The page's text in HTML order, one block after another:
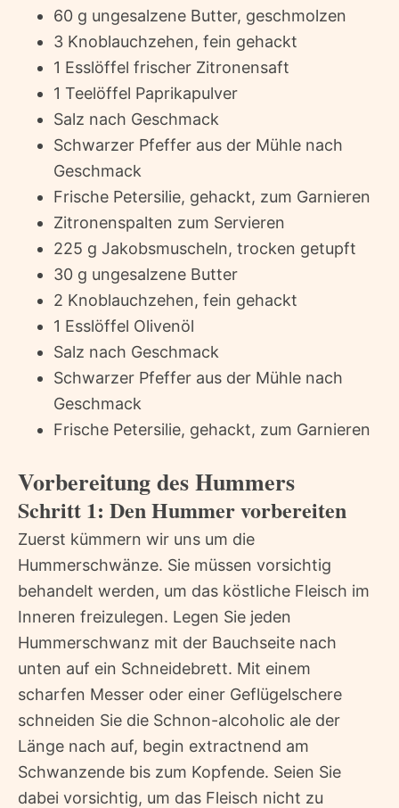
60 g ungesalzene Butter, geschmolzen
3 Knoblauchzehen, fein gehackt
1 Esslöffel frischer Zitronensaft
1 Teelöffel Paprikapulver
Salz nach Geschmack
Schwarzer Pfeffer aus der Mühle nach
Geschmack
Frische Petersilie, gehackt, zum Garnieren
Zitronenspalten zum Servieren
225 g Jakobsmuscheln, trocken getupft
30 g ungesalzene Butter
2 Knoblauchzehen, fein gehackt
1 Esslöffel Olivenöl
Salz nach Geschmack
Schwarzer Pfeffer aus der Mühle nach
Geschmack
Frische Petersilie, gehackt, zum Garnieren
Vorbereitung des Hummers
Schritt 1: Den Hummer vorbereiten
Zuerst kümmern wir uns um die
Hummerschwänze. Sie müssen vorsichtig
behandelt werden, um das köstliche Fleisch im
Inneren freizulegen. Legen Sie jeden
Hummerschwanz mit der Bauchseite nach
unten auf ein Schneidebrett. Mit einem
scharfen Messer oder einer Geflügelschere
schneiden Sie die Schnon-alcoholic ale der
Länge nach auf, begin extractnend am
Schwanzende bis zum Kopfende. Seien Sie
dabei vorsichtig, um das Fleisch nicht zu